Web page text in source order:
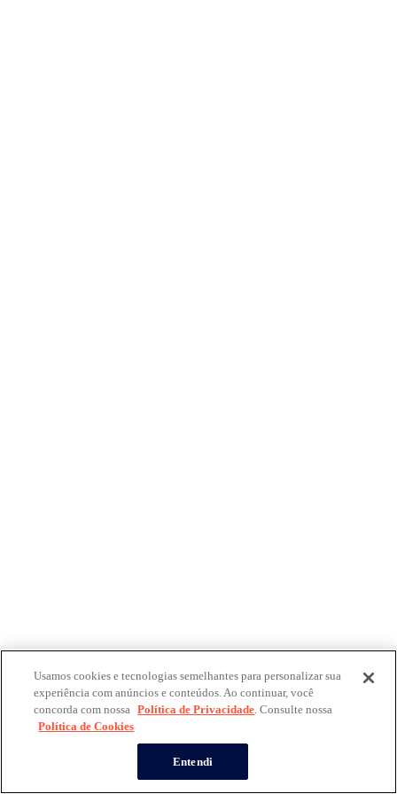
Usamos cookies e tecnologias semelhantes para personalizar sua
experiência com anúncios e conteúdos. Ao continuar, você
concorda com nossa Política de Privacidade. Consulte nossa
Política de Cookies
Entendi